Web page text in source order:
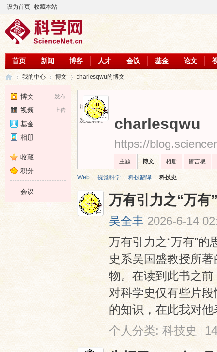
设为首页 收藏本站
首页 新闻 博客 人才 会议 基金 论文
›
我的中心 博文 charlesqwu的博文
加为好友
发送消息
charlesqwu
https://
主题 博文 相册 留言板
Web 视觉科学 科技翻译 科技史
万有引力之“万有
吴全丰 2026-6-14
万有引力之“万有”
史系吴国盛教授所
物。在读到此书之
对科学史仅有些片
的知识，在此我对
个人分类: 科技史 |
发布
博文
上传
视频
基金
相册
收藏
积分
会议